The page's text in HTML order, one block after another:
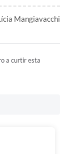
Mangiavacchi
a curtir esta